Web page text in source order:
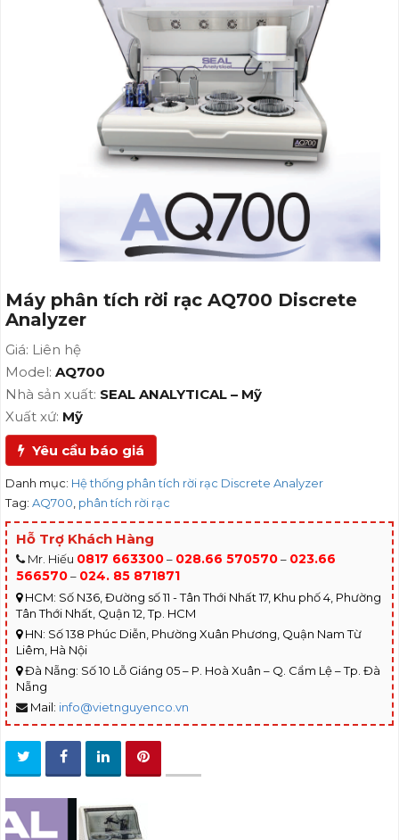
Máy phân tích rời rạc AQ700 Discrete
Analyzer
Giá: Liên hệ
Model: AQ700
Nhà sản xuất: SEAL ANALYTICAL – Mỹ
Xuất xứ: Mỹ
Yêu cầu báo giá
Danh mục: Hệ thống phân tích rời rạc Discrete Analyzer
Tag: AQ700 phân tích rời rạc
Hỗ Trợ Khách Hàng
Mr. Hiếu 0817 663300– 028.66 570570– 023.66
566570– 024. 85 871871
HCM: Số N36, Đường số 11 - Tân Thới Nhất 17, Khu phố 4, Phường
Tân Thới Nhất, Quận 12, Tp. HCM
HN: Số 138 Phúc Diễn, Phường Xuân Phương, Quận Nam Từ
Liêm, Hà Nội
Đà Nẵng: Số 10 Lỗ Giáng 05 – P. Hoà Xuân – Q. Cẩm Lệ – Tp. Đà
Nẵng
Mail: info@vietnguyenco.vn